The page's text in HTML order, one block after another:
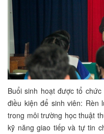
Buổi sinh hoạt được tổ
điều kiện để sinh viên: Rèn
trong môi trường học thuật
kỹ năng giao tiếp và tự tin